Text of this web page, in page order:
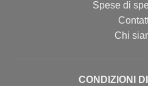
Spese di
Chi
CONDIZIONI